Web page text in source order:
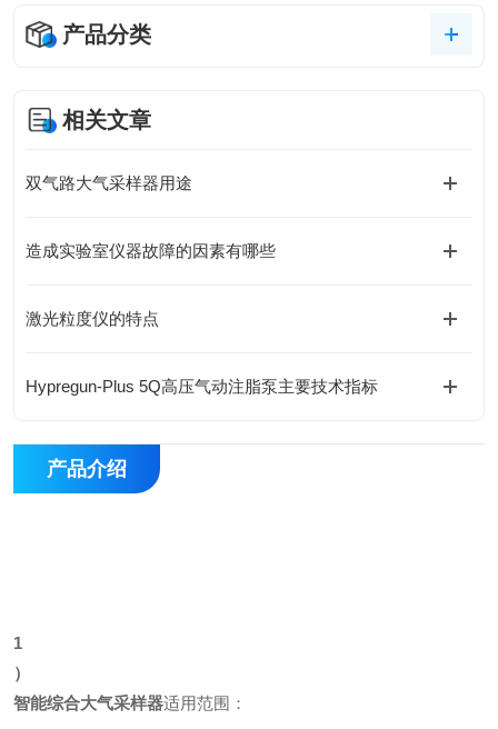
产品分类
相关文章
双气路大气采样器用途
造成实验室仪器故障的因素有哪些
激光粒度仪的特点
Hypregun-Plus 5Q高压气动注脂泵主要技术指标
产品介绍
1
）
智能综合大气采样器适用范围：